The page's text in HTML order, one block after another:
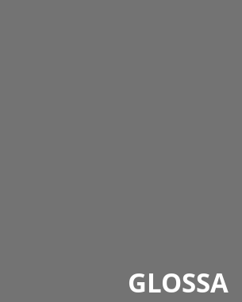
GLOSSA